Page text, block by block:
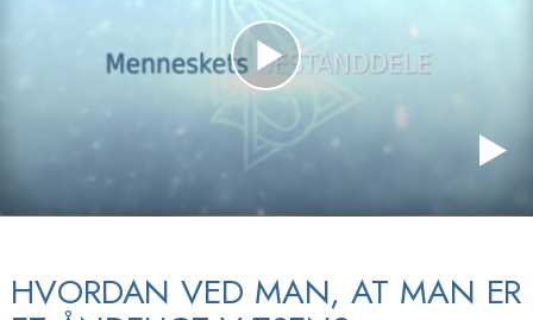
HVORDAN VED MAN, AT MAN ER